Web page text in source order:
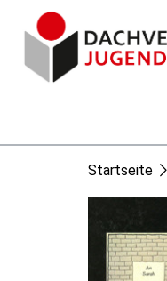
Startseite